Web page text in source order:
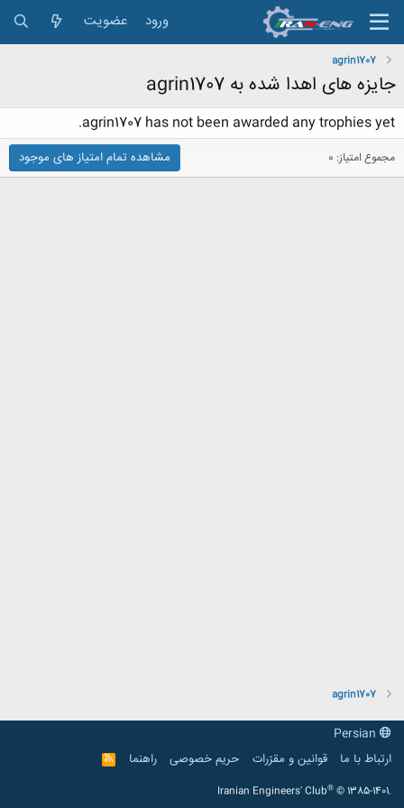
ورود عضویت
agrin1707
جایزه های اهدا شده به agrin1707
agrin1707 has not been awarded any trophies yet.
مجموع امتیاز: 0 مشاهده تمام امتیاز های موجود
agrin1707
ارتباط با ما
قوانین و مقرّرات حریم خصوصی راهنما
R
S
Iranian Engineers' Club® © 1385-1401.